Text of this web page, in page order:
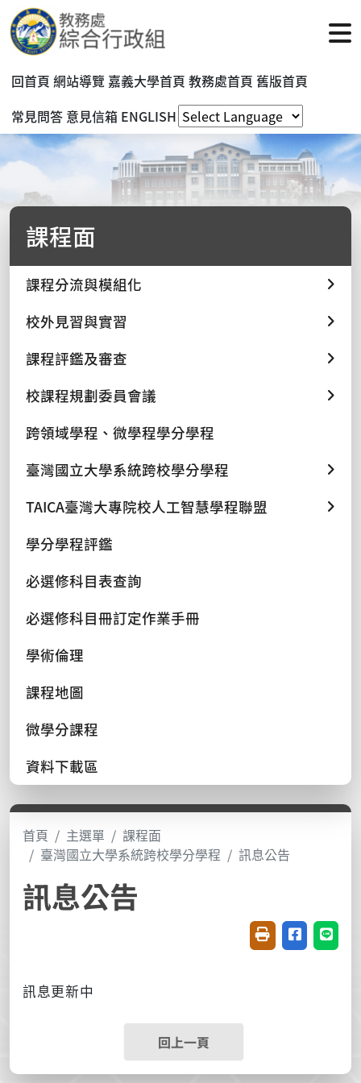
回首頁 網站導覽 嘉義大學首頁 教務處首頁 舊版首頁
常見問答 意見信箱 ENGLISH
課程面
課程分流與模組化
校外見習與實習
課程評鑑及審查
校課程規劃委員會議
跨領域學程、微學程學分學程
臺灣國立大學系統跨校學分學程
TAICA臺灣大專院校人工智慧學程聯盟
學分學程評鑑
必選修科目表查詢
必選修科目冊訂定作業手冊
學術倫理
課程地圖
微學分課程
資料下載區
首頁 主選單
課程面
臺灣國立大學系統跨校學分學程
訊息公告
訊息公告
友善列印(開新視
分享至臉書
分享
訊息更新中
回上一頁